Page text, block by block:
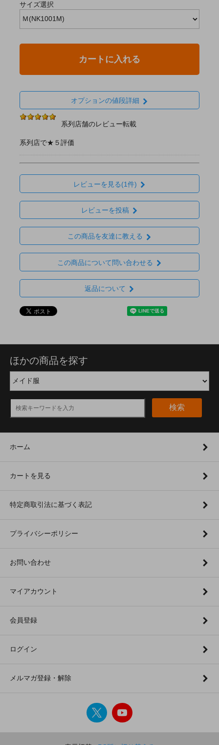
サイズ選択
カートに入れる
オプションの値段詳細
系列店舗のレビュー転載
系列店で★５評価
レビューを見る(1件)
レビューを投稿
この商品を友達に教える
この商品について問い合わせる
返品について
ほかの商品を探す
検索
ホーム
カートを見る
特定商取引法に基づく表記
プライバシーポリシー
お問い合わせ
マイアカウント
会員登録
ログイン
メルマガ登録・解除